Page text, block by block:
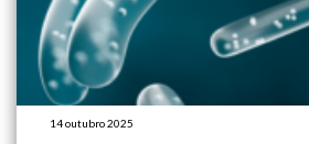
14 outubro 2025